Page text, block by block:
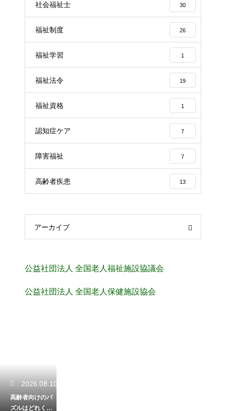
社会福祉士 30
福祉制度 26
福祉学習 1
福祉法令 19
福祉資格 1
認知症ケア 7
障害福祉 7
高齢者疾患 13
アーカイブ
公益社団法人 全国老人福祉施設協議会
公益社団法人 全国老人保健施設協会
2026.08.10
高齢者向けのパ
ズルはどれくら